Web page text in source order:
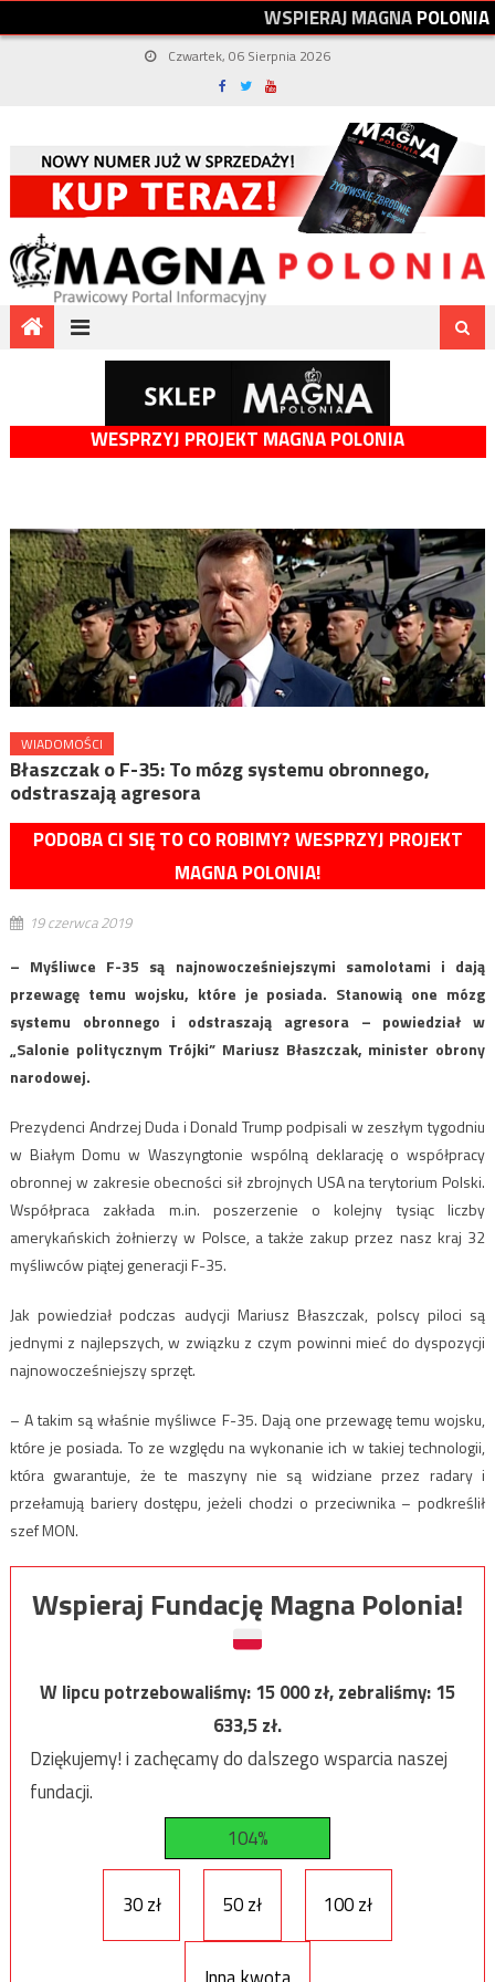
WSPIERAJMAGNAPOLONIA
Czwartek, 06 Sierpnia 2026
WESPRZYJ PROJEKT MAGNA POLONIA
WIADOMOŚCI
Błaszczak o F-35: To mózg systemu obronnego,
odstraszają agresora
PODOBA CI SIĘ TO CO ROBIMY? WESPRZYJ PROJEKT
MAGNA POLONIA!
19 czerwca 2019
– Myśliwce F-35 są najnowocześniejszymi samolotami i dają
przewagę temu wojsku, które je posiada. Stanowią one mózg
systemu obronnego i odstraszają agresora – powiedział w
„Salonie politycznym Trójki” Mariusz Błaszczak, minister obrony
narodowej.
Prezydenci Andrzej Duda i Donald Trump podpisali w zeszłym tygodniu
w Białym Domu w Waszyngtonie wspólną deklarację o współpracy
obronnej w zakresie obecności sił zbrojnych USA na terytorium Polski.
Współpraca zakłada m.in. poszerzenie o kolejny tysiąc liczby
amerykańskich żołnierzy w Polsce, a także zakup przez nasz kraj 32
myśliwców piątej generacji F-35.
Jak powiedział podczas audycji Mariusz Błaszczak, polscy piloci są
jednymi z najlepszych, w związku z czym powinni mieć do dyspozycji
najnowocześniejszy sprzęt.
– A takim są właśnie myśliwce F-35. Dają one przewagę temu wojsku,
które je posiada. To ze względu na wykonanie ich w takiej technologii,
która gwarantuje, że te maszyny nie są widziane przez radary i
przełamują bariery dostępu, jeżeli chodzi o przeciwnika – podkreślił
szef MON.
Wspieraj Fundację Magna Polonia!
W lipcu potrzebowaliśmy:15 000zł, zebraliśmy:15
633,5zł.
Dziękujemy! i zachęcamy do dalszego wsparcia naszej
fundacji.
104%
30 zł 50 zł 100 zł